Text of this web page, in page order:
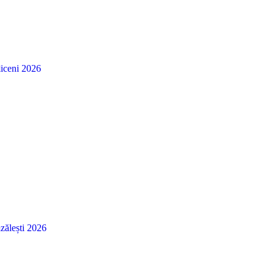
2026
2026